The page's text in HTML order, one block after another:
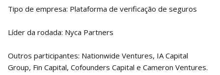
Tipo de empresa: Plataforma de verificação de seguros
Líder da rodada: Nyca Partners
Outros participantes: Nationwide Ventures, IA Capital
Group, Fin Capital, Cofounders Capital e Cameron Ventures.